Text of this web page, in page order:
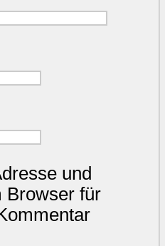
und
Browser für